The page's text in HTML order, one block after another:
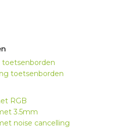
toetsenborden
toetsenborden
RGB
3.5mm
noise cancelling